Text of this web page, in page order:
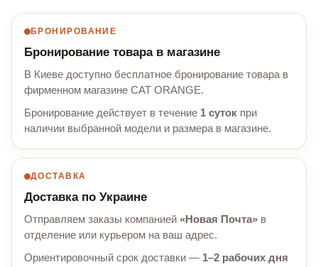
БРОНИРОВАНИЕ
Бронирование товара в магазине
В Киеве доступно бесплатное бронирование товара в
фирменном магазине CAT ORANGE.
Бронирование действует в течение 1 суток при
наличии выбранной модели и размера в магазине.
ДОСТАВКА
Доставка по Украине
Отправляем заказы компанией «Новая Почта» в
отделение или курьером на ваш адрес.
Ориентировочный срок доставки — 1–2 рабочих дня